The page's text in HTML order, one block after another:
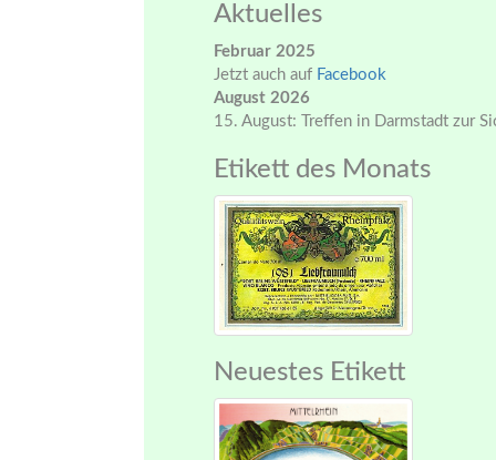
Aktuelles
Februar 2025
Jetzt auch auf Facebook
August 2026
15. August: Treffen in Darmstadt zur
Etikett des Monats
Neuestes Etikett